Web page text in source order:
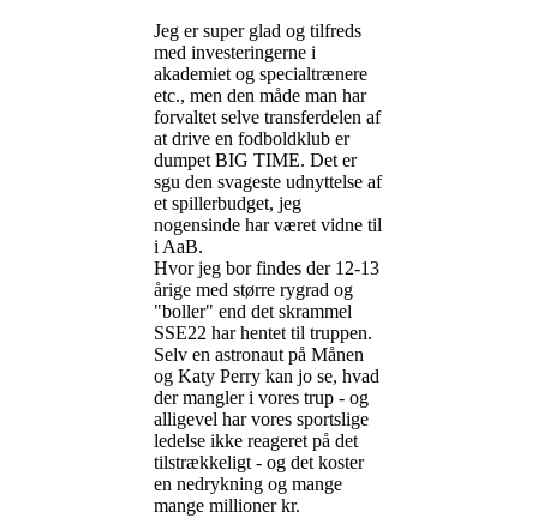
Jeg er super glad og tilfreds
med investeringerne i
akademiet og specialtrænere
etc., men den måde man har
forvaltet selve transferdelen af
at drive en fodboldklub er
dumpet BIG TIME. Det er
sgu den svageste udnyttelse af
et spillerbudget, jeg
nogensinde har været vidne til
i AaB.
Hvor jeg bor findes der 12-13
årige med større rygrad og
"boller" end det skrammel
SSE22 har hentet til truppen.
Selv en astronaut på Månen
og Katy Perry kan jo se, hvad
der mangler i vores trup - og
alligevel har vores sportslige
ledelse ikke reageret på det
tilstrækkeligt - og det koster
en nedrykning og mange
mange millioner kr.